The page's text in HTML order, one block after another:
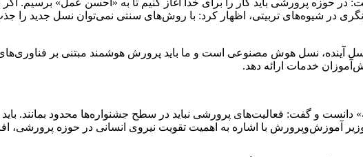
در شیوه‌های تربیتی، اظهار کرد: با روش‌های سنتی نمی‌توان نسل جدید را
آینده، نسل هوش مصنوعی است و ما باید پرورش هوشمند مبتنی بر فناوری‌های
خدمات ارائه دهد.
و گفت: فعالیت‌های پرورشی نباید در سطح جشنواره‌ها محدود بمانند.